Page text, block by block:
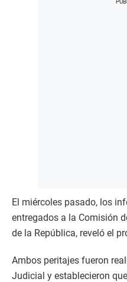
El miércoles pasado, los
entregados a la Comisión
de la República, reveló el
Ambos peritajes fueron
Judicial y establecieron